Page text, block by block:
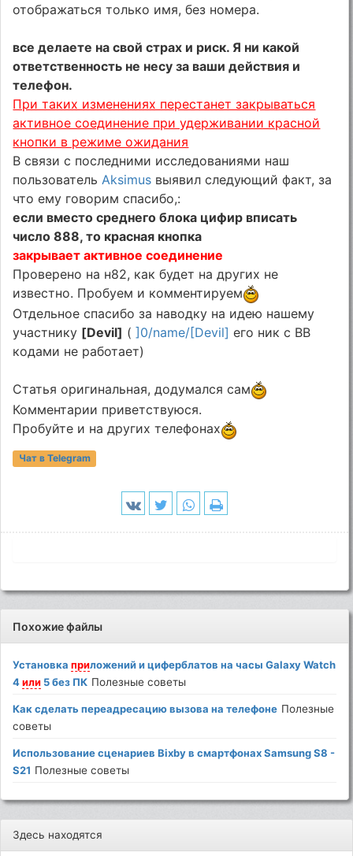
отображаться только имя, без номера.
все делаете на свой страх и риск. Я ни какой
ответственность не несу за ваши действия и
телефон.
При таких изменениях перестанет закрываться
активное соединение при удерживании красной
кнопки в режиме ожидания
В связи с последними исследованиями наш
пользовательAksimus выявил следующий факт, за
что ему говорим спасибо,:
если вместо среднего блока цифир вписать
число 888, то красная кнопка
закрывает активное соединение
Проверено на н82, как будет на других не
известно. Пробуем и комментируем
Отдельное спасибо за наводку на идею нашему
участнику [Devil] (]0/name/[Devil] его ник с ВВ
кодами не работает)
Статья оригинальная, додумался сам
Комментарии приветствуюся.
Пробуйте и на других телефонах
Чат в Telegram
Похожие файлы
Установкаприложений и циферблатов на часы Galaxy Watch
4или 5 без ПК Полезные советы
Как сделать переадресацию вызова на телефоне Полезные
советы
Использование сценариев Bixby в смартфонах Samsung S8 -
S21 Полезные советы
Здесь находятся